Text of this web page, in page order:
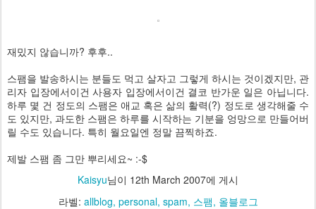
재밌지 않습니까? 후후..
스팸을 발송하시는 분들도 먹고 살자고 그렇게 하시는 것이겠지만, 관
리자 입장에서이건 사용자 입장에서이건 결코 반가운 일은 아닙니다.
하루 몇 건 정도의 스팸은 애교 혹은 삶의 활력(?) 정도로 생각해줄 수
도 있지만, 과도한 스팸은 하루를 시작하는 기분을 엉망으로 만들어버
릴 수도 있습니다. 특히 월요일엔 정말 끔찍하죠.
제발 스팸 좀 그만 뿌리세요~ :-$
Kaisyu님이 12th March 2007에 게시
라벨: allblog personal spam 스팸 올블로그